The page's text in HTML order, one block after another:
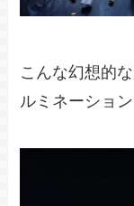
こんな幻想的
ルミネーション